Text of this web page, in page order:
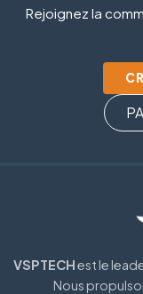
Rejoignez la
VSPTECHest le
Nous